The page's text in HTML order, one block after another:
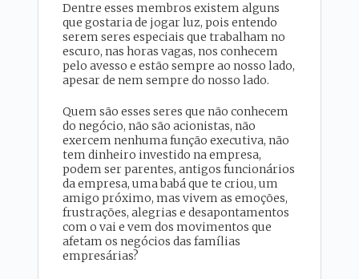
Dentre esses membros existem alguns
que gostaria de jogar luz, pois entendo
serem seres especiais que trabalham no
escuro, nas horas vagas, nos conhecem
pelo avesso e estão sempre ao nosso lado,
apesar de nem sempre do nosso lado.
Quem são esses seres que não conhecem
do negócio, não são acionistas, não
exercem nenhuma função executiva, não
tem dinheiro investido na empresa,
podem ser parentes, antigos funcionários
da empresa, uma babá que te criou, um
amigo próximo, mas vivem as emoções,
frustrações, alegrias e desapontamentos
com o vai e vem dos movimentos que
afetam os negócios das famílias
empresárias?